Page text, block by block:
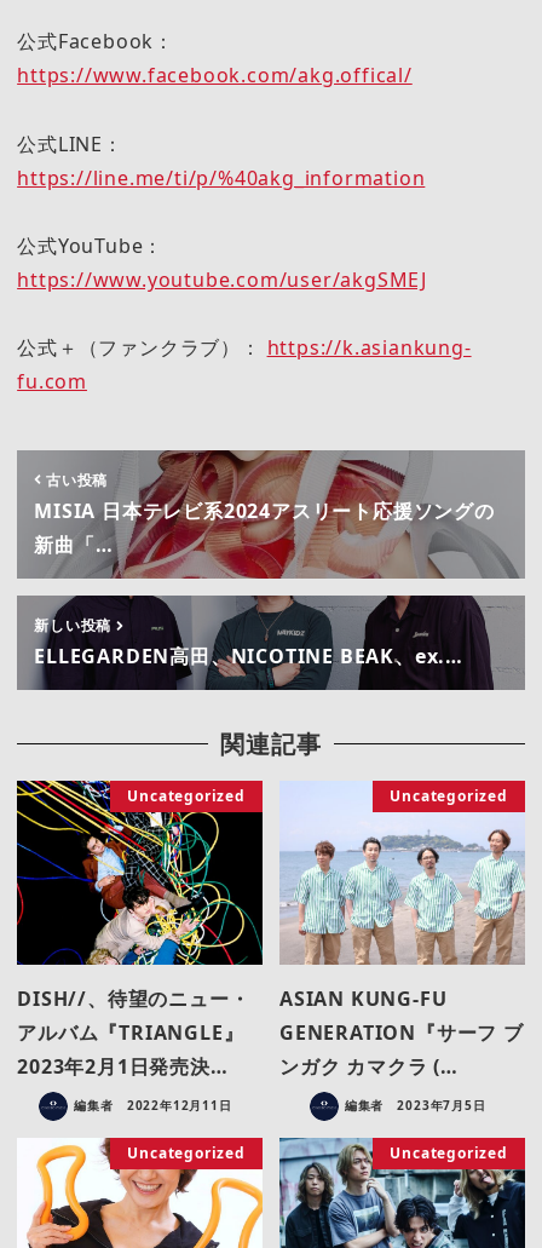
公式Facebook：
https://www.facebook.com/akg.offical/
公式LINE：
https://line.me/ti/p/%40akg_information
公式YouTube：
https://www.youtube.com/user/akgSMEJ
公式＋（ファンクラブ）： https://k.asiankung-
fu.com
古い投稿
MISIA 日本テレビ系2024アスリート応援ソングの
新曲「…
新しい投稿
ELLEGARDEN高田、NICOTINE BEAK、ex.…
関連記事
Uncategorized
DISH//、待望のニュー・
アルバム『TRIANGLE』
2023年2月1日発売決…
編集者 2022年12月11日
Uncategorized
ASIAN KUNG-FU
GENERATION『サーフ ブ
ンガク カマクラ (…
編集者 2023年7月5日
Uncategorized Uncategorized